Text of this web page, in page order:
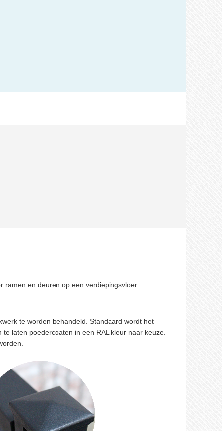
ramen en deuren op een verdiepingsvloer.
te worden behandeld. Standaard wordt het
laten poedercoaten in een RAL kleur naar keuze.